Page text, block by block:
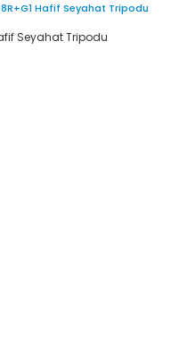
Hafif Seyahat Tripodu